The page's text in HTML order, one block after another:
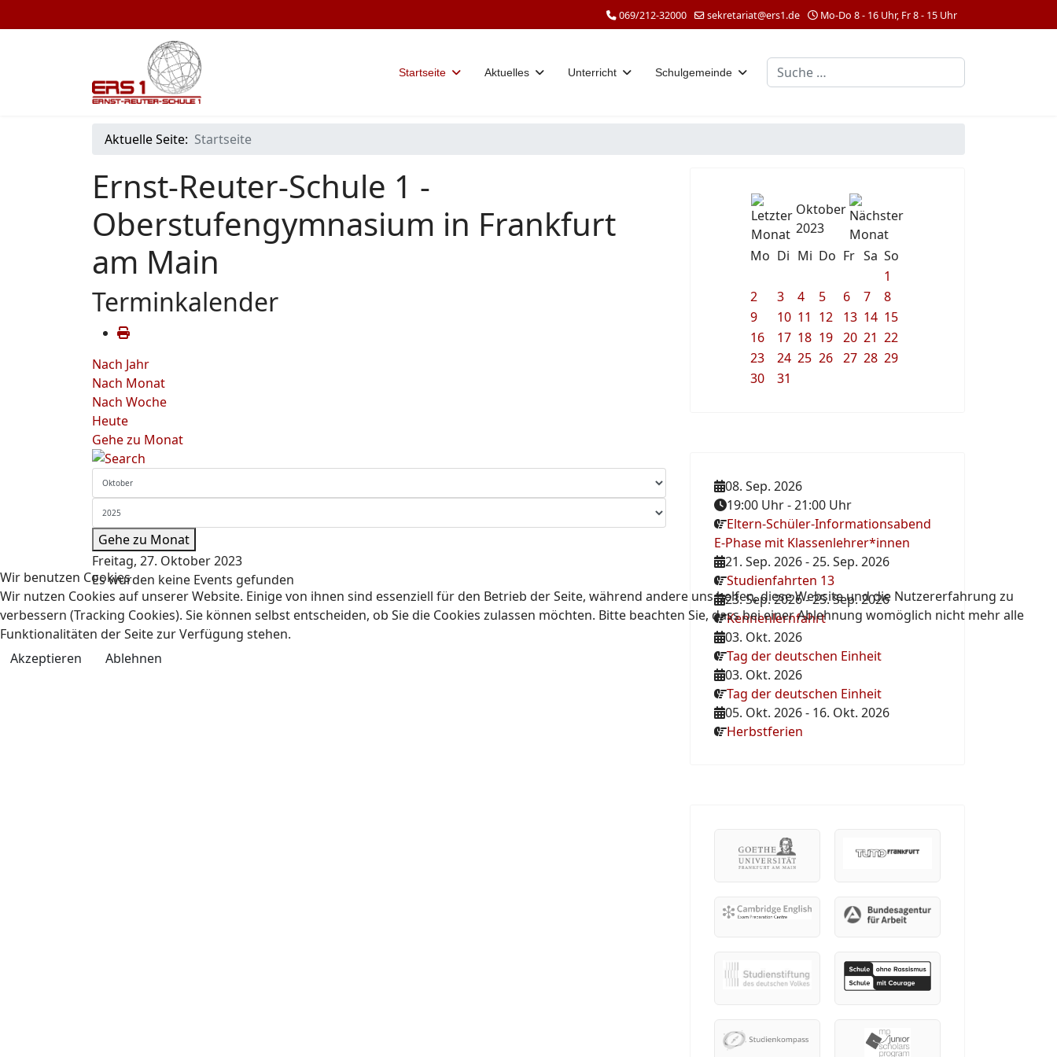
069/212-32000 sekretariat@ers1.de Mo-Do 8 - 16 Uhr, Fr 8 - 15 Uhr
Startseite Aktuelles Unterricht Schulgemeinde Suchen
Aktuelle Seite: Startseite
Ernst-Reuter-Schule 1 -
Oberstufengymnasium in Frankfurt
am Main
Terminkalender
Nach Jahr
Nach Monat
Nach Woche
Heute
Gehe zu Monat
Gehe zu Monat
Freitag, 27. Oktober 2023
Es wurden keine Events gefunden
Oktober
2023
Mo Di Mi Do Fr Sa So
1
2
3 4 5 6 7
8
9
10 11 12 13 14 15
16
17 18 19 20 21 22
23
24 25 26 27 28 29
30
31
08. Sep. 2026
19:00 Uhr-21:00 Uhr
Eltern-Schüler-Informationsabend
E-Phase mit Klassenlehrer*innen
21. Sep. 2026-25. Sep. 2026
Studienfahrten 13
23. Sep. 2026-25. Sep. 2026
Kennenlernfahrt
03. Okt. 2026
Tag der deutschen Einheit
03. Okt. 2026
Tag der deutschen Einheit
05. Okt. 2026- 16. Okt. 2026
Herbstferien
Wir benutzen Cookies
Wir nutzen Cookies auf unserer Website. Einige von ihnen sind essenziell für den Betrieb der Seite, während andere uns helfen, diese Website und die Nutzererfahrung zu
verbessern (Tracking Cookies). Sie können selbst entscheiden, ob Sie die Cookies zulassen möchten. Bitte beachten Sie, dass bei einer Ablehnung womöglich nicht mehr alle
Funktionalitäten der Seite zur Verfügung stehen.
Akzeptieren
Ablehnen